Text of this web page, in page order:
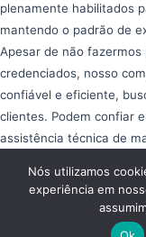
plenamente habilitados
mantendo o padrão de
Apesar de não
credenciados, nosso
confiável e eficiente,
clientes. Podem confiar
assistência técnica de
forma possível,
Copyright ©
Nós utilizamos
experiência em